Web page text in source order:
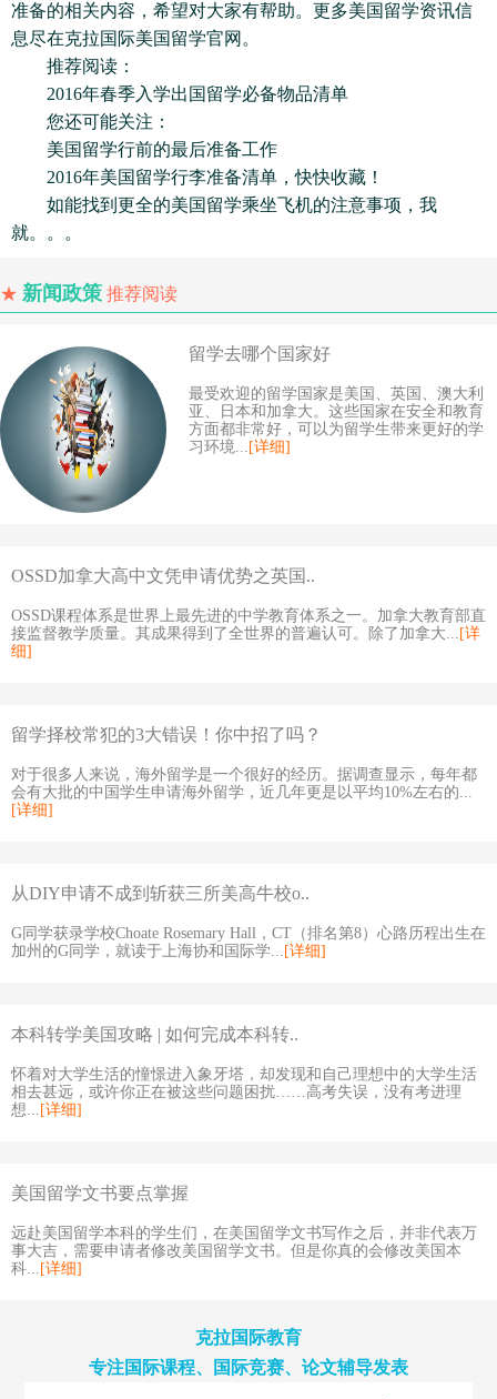
准备的相关内容，希望对大家有帮助。更多美国留学资讯信
息尽在克拉国际美国留学官网。
推荐阅读：
2016年春季入学出国留学必备物品清单
您还可能关注：
美国留学行前的最后准备工作
2016年美国留学行李准备清单，快快收藏！
如能找到更全的美国留学乘坐飞机的注意事项，我
就。。。
★ 新闻政策 推荐阅读
留学去哪个国家好
最受欢迎的留学国家是美国、英国、澳大利
亚、日本和加拿大。这些国家在安全和教育
方面都非常好，可以为留学生带来更好的学
习环境... [详细]
OSSD加拿大高中文凭申请优势之英国..
OSSD课程体系是世界上最先进的中学教育体系之一。加拿大教育部直
接监督教学质量。其成果得到了全世界的普遍认可。除了加拿大... [详
细]
留学择校常犯的3大错误！你中招了吗？
对于很多人来说，海外留学是一个很好的经历。据调查显示，每年都
会有大批的中国学生申请海外留学，近几年更是以平均10%左右的...
[详细]
从DIY申请不成到斩获三所美高牛校o..
G同学获录学校Choate Rosemary Hall，CT（排名第8）心路历程出生在
加州的G同学，就读于上海协和国际学... [详细]
本科转学美国攻略 | 如何完成本科转..
怀着对大学生活的憧憬进入象牙塔，却发现和自己理想中的大学生活
相去甚远，或许你正在被这些问题困扰……高考失误，没有考进理
想... [详细]
美国留学文书要点掌握
远赴美国留学本科的学生们，在美国留学文书写作之后，并非代表万
事大吉，需要申请者修改美国留学文书。但是你真的会修改美国本
科... [详细]
克拉国际教育
专注国际课程、国际竞赛、论文辅导发表